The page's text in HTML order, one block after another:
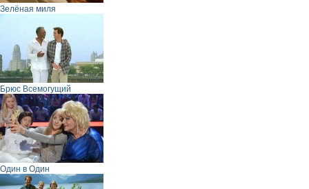
Зелёная миля
Брюс Всемогущий
Один в Один